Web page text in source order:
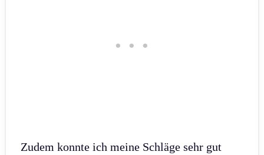
Zudem konnte ich meine Schläge sehr gut